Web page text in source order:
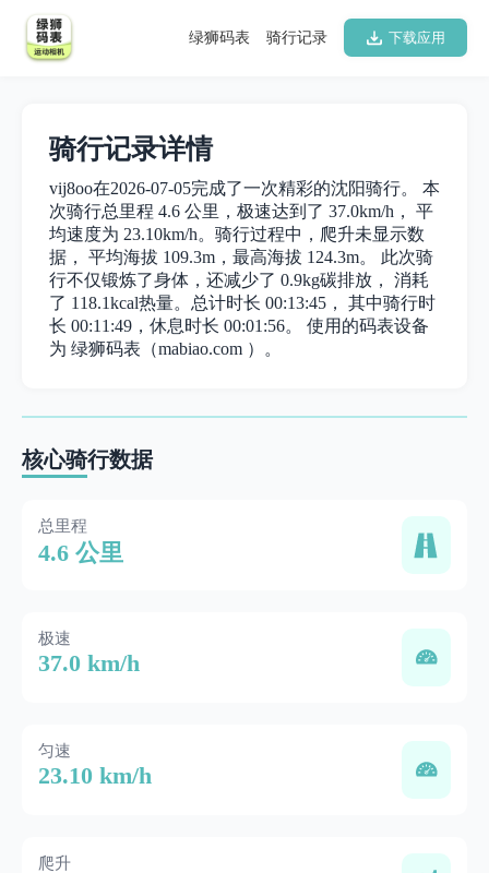
下载应用
骑行记录
绿狮码表
骑行记录详情
vij8oo在2026-07-05完成了一次精彩的沈阳骑行。 本
次骑行总里程 4.6 公里，极速达到了 37.0km/h， 平
均速度为 23.10km/h。骑行过程中，爬升未显示数
据， 平均海拔 109.3m，最高海拔 124.3m。 此次骑
行不仅锻炼了身体，还减少了 0.9kg碳排放， 消耗
了 118.1kcal热量。总计时长 00:13:45， 其中骑行时
长 00:11:49，休息时长 00:01:56。 使用的码表设备
为 绿狮码表（mabiao.com ）。
核心骑行数据
总里程
4.6 公里
极速
37.0 km/h
匀速
23.10 km/h
爬升